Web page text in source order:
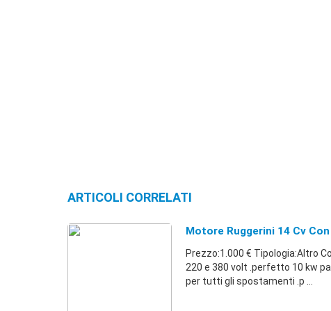
ARTICOLI CORRELATI
Motore Ruggerini 14 Cv
Prezzo:1.000 € Tipologia:Altro
220 e 380 volt .perfetto 10 kw
per tutti gli spostamenti .p ...